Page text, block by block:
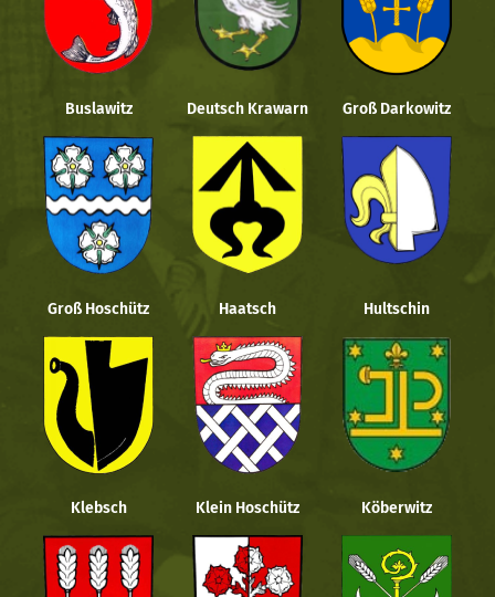
Buslawitz Deutsch Krawarn Groß Darkowitz
Groß Hoschütz Haatsch Hultschin
Klebsch Klein Hoschütz Köberwitz